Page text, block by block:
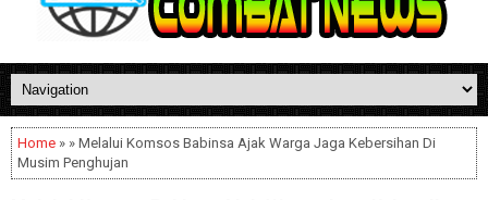
Home » » Melalui Komsos Babinsa Ajak Warga Jaga Kebersihan Di
Musim Penghujan